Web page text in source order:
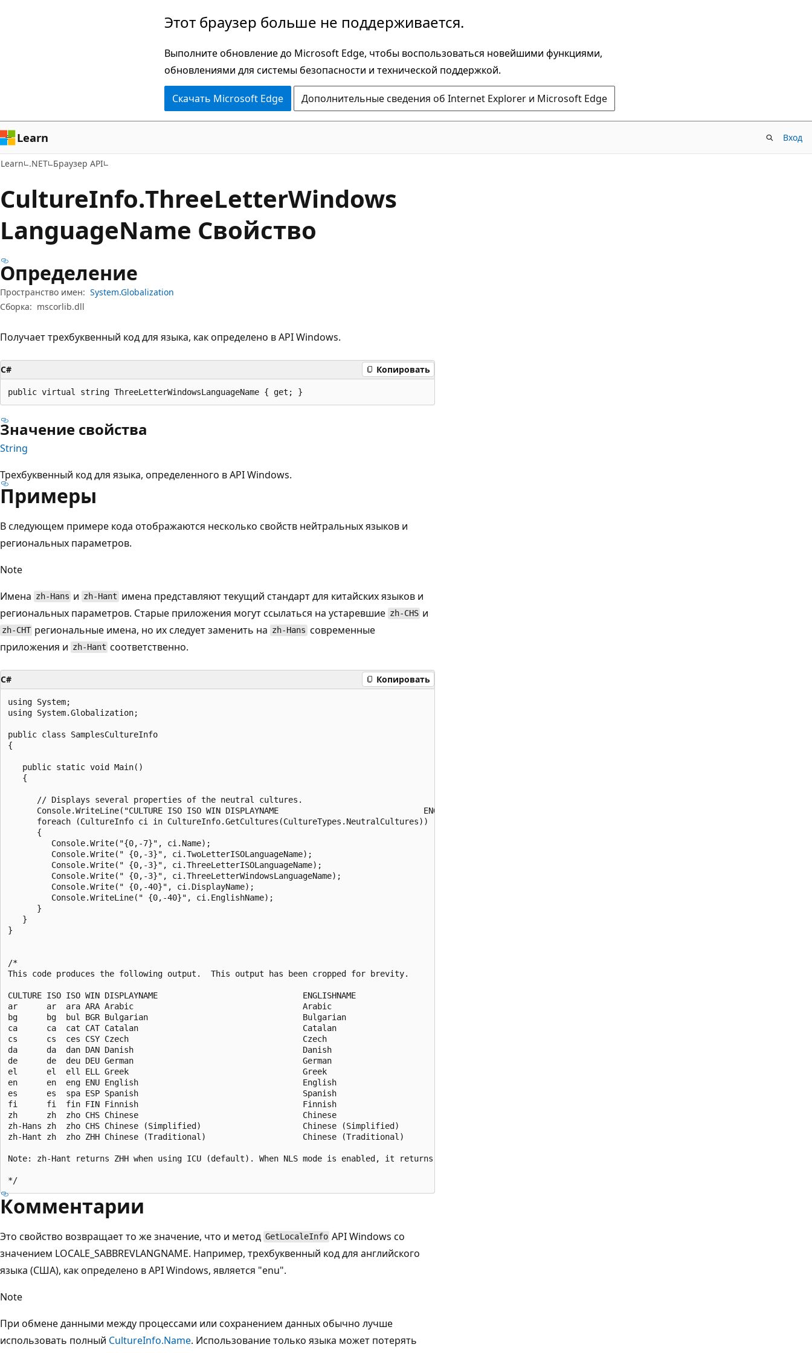
Этот браузер больше не поддерживается.
Выполните обновление до Microsoft Edge, чтобы воспользоваться новейшими функциями,
обновлениями для системы безопасности и технической поддержкой.
Скачать Microsoft Edge Дополнительные сведения об Internet Explorer и Microsoft Edge
Learn Вход
Learn .NET Браузер API
CultureInfo.ThreeLetterWindows
LanguageName Свойство
Определение
Пространство имен: System.Globalization
Сборка: mscorlib.dll
Получает трехбуквенный код для языка, как определено в API Windows.
C# Копировать
public virtual string ThreeLetterWindowsLanguageName { get; }
Значение свойства
String
Трехбуквенный код для языка, определенного в API Windows.
Примеры
В следующем примере кода отображаются несколько свойств нейтральных языков и
региональных параметров.
Note
Имена zh-Hans и zh-Hant имена представляют текущий стандарт для китайских языков и
региональных параметров. Старые приложения могут ссылаться на устаревшие zh-CHS и
zh-CHT региональные имена, но их следует заменить на zh-Hans современные
приложения и zh-Hant соответственно.
C# Копировать
using System;
using System.Globalization;
public class SamplesCultureInfo
{
   public static void Main()
   {
      // Displays several properties of the neutral cultures.
      Console.WriteLine("CULTURE ISO ISO WIN DISPLAYNAME                              ENGLISHNAME");
      foreach (CultureInfo ci in CultureInfo.GetCultures(CultureTypes.NeutralCultures))
      {
         Console.Write("{0,-7}", ci.Name);
         Console.Write(" {0,-3}", ci.TwoLetterISOLanguageName);
         Console.Write(" {0,-3}", ci.ThreeLetterISOLanguageName);
         Console.Write(" {0,-3}", ci.ThreeLetterWindowsLanguageName);
         Console.Write(" {0,-40}", ci.DisplayName);
         Console.WriteLine(" {0,-40}", ci.EnglishName);
      }
   }
}
/*
This code produces the following output.  This output has been cropped for brevity.
CULTURE ISO ISO WIN DISPLAYNAME                              ENGLISHNAME
ar      ar  ara ARA Arabic                                   Arabic
bg      bg  bul BGR Bulgarian                                Bulgarian
ca      ca  cat CAT Catalan                                  Catalan
cs      cs  ces CSY Czech                                    Czech
da      da  dan DAN Danish                                   Danish
de      de  deu DEU German                                   German
el      el  ell ELL Greek                                    Greek
en      en  eng ENU English                                  English
es      es  spa ESP Spanish                                  Spanish
fi      fi  fin FIN Finnish                                  Finnish
zh      zh  zho CHS Chinese                                  Chinese
zh-Hans zh  zho CHS Chinese (Simplified)                     Chinese (Simplified)
zh-Hant zh  zho ZHH Chinese (Traditional)                    Chinese (Traditional)
Note: zh-Hant returns ZHH when using ICU (default). When NLS mode is enabled, it returns CHT.
Комментарии
Это свойство возвращает то же значение, что и метод GetLocaleInfo API Windows со
значением LOCALE_SABBREVLANGNAME. Например, трехбуквенный код для английского
языка (США), как определено в API Windows, является "enu".
Note
При обмене данными между процессами или сохранением данных обычно лучше
использовать полный CultureInfo.Name. Использование только языка может потерять